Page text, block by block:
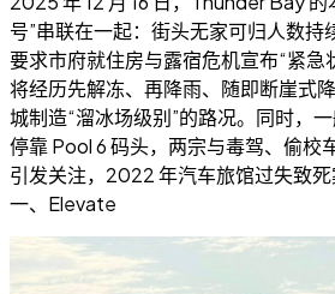
号”串联在一起：街头无家可归人数持
要求市府就住房与露宿危机宣布“紧急
将经历先解冻、再降雨、随即断崖式
城制造“溜冰场级别”的路况。同时，
停靠 Pool 6 码头，两宗与毒驾、偷校
引发关注，2022 年汽车旅馆过失致死
一、Elevate